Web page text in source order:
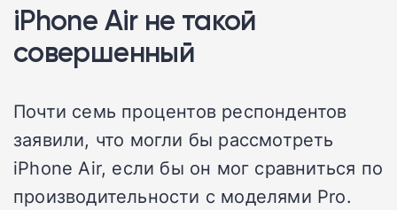
iPhone Air не такой
совершенный
Почти семь процентов респондентов
заявили, что могли бы рассмотреть
iPhone Air, если бы он мог сравниться по
производительности с моделями Pro.